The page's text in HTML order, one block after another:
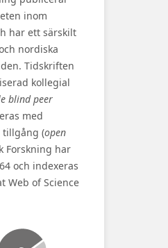
inom
har ett särskilt
nordiska
Tidskriften
kollegial
blind peer
med
tillgång (open
Forskning har
och indexeras
Web of Science